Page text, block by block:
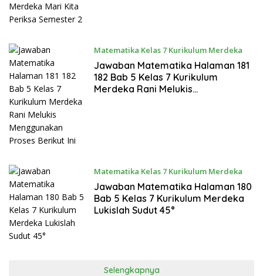
Matematika Kelas 7 Kurikulum Merdeka
Januari 27, 2024
Jawaban Matematika Halaman 181
182 Bab 5 Kelas 7 Kurikulum
Merdeka Rani Melukis
Matematika Kelas 7 Kurikulum Merdeka
Januari 27, 2024
Jawaban Matematika Halaman 180
Bab 5 Kelas 7 Kurikulum Merdeka
Lukislah Sudut 45°
Selengkapnya